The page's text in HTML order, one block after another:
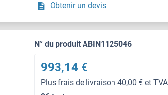
Obtenir un devis
N° du produit ABIN1125046
993,14 €
Plus frais de livraison 40,00 € et TVA